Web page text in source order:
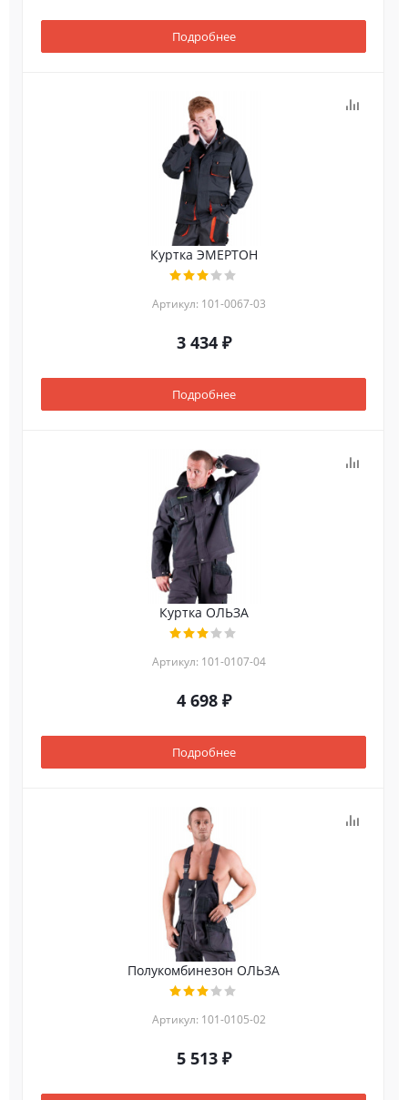
Подробнее
Куртка ЭМЕРТОН
Артикул: 101-0067-03
3 434 ₽
Подробнее
Куртка ОЛЬЗА
Артикул: 101-0107-04
4 698 ₽
Подробнее
Полукомбинезон ОЛЬЗА
Артикул: 101-0105-02
5 513 ₽